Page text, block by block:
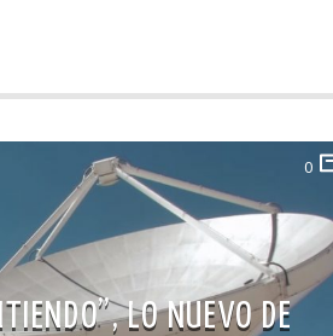
0
LO NUEVO DE